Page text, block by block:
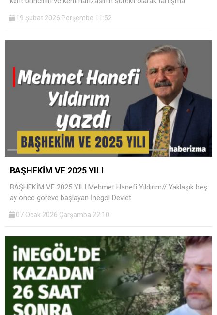
19 Şubat 2026 Perşembe 11:52
BAŞHEKİM VE 2025 YILI
BAŞHEKİM VE 2025 YILI Mehmet Hanefi Yıldırım// Yaklaşık beş
ay önce göreve başlayan İnegöl Devlet
07 Ocak 2026 Çarşamba 22:10